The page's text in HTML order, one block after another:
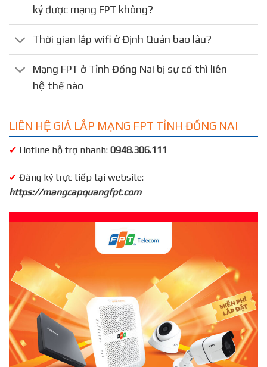
ký được mạng FPT không?
Thời gian lắp wifi ở Định Quán bao lâu?
Mạng FPT ở Tỉnh Đồng Nai bị sự cố thì liên
hệ thế nào
LIÊN HỆ GIÁ LẮP MẠNG FPT TỈNH ĐỒNG NAI
✔ Hotline hỗ trợ nhanh: 0948.306.111
✔ Đăng ký trực tiếp tại website:
https://mangcapquangfpt.com